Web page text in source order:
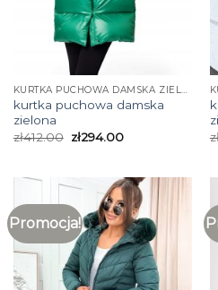
KURTKA PUCHOWA DAMSKA ZIELONA
kurtka puchowa damska
zielona
zł412.00 zł294.00
Promocja!